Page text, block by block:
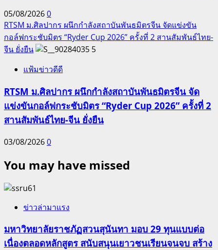
05/08/20260
RTSM ม.ศิลปากร ผนึกกำลังสถาบันพันธมิตรจีน จัดแข่งขัน
กอล์ฟกระชับมิตร “Ryder Cup 2026” ครั้งที่ 2 สานสัมพันธ์ไทย-
จีน ยั่งยืน
5
แฟ้มข่าวดีดี
RTSM ม.ศิลปากร ผนึกกำลังสถาบันพันธมิตรจีน จัด
แข่งขันกอล์ฟกระชับมิตร “Ryder Cup 2026” ครั้งที่ 2
สานสัมพันธ์ไทย-จีน ยั่งยืน
03/08/20260
You may have missed
ข่าวล่ามาแรง
มหาวิทยาลัยราชภัฏสวนสุนันทา มอบ 29 ทุนแบบต่อ
เนื่องตลอดหลักสูตร สนับสนุนเยาวชนเรียนจนจบ สร้าง